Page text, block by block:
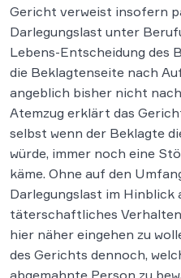
Gericht verweist insofern
Darlegungslast unter
Lebens-Entscheidung des
die Beklagtenseite nach
angeblich bisher nicht
Atemzug erklärt das
selbst wenn der Beklagte
würde, immer noch eine
käme. Ohne auf den
Darlegungslast im Hinblick
täterschaftliches
hier näher eingehen zu
des Gerichts dennoch,
abgemahnte Person zu